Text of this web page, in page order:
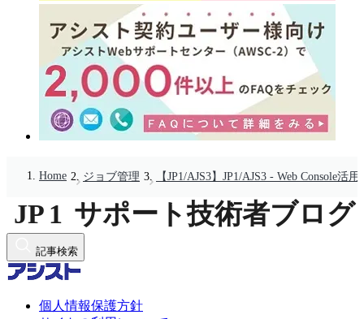
Home ジョブ管理 【JP1/AJS3】JP1/AJS3 - Web Console活
記事検索
個人情報保護方針